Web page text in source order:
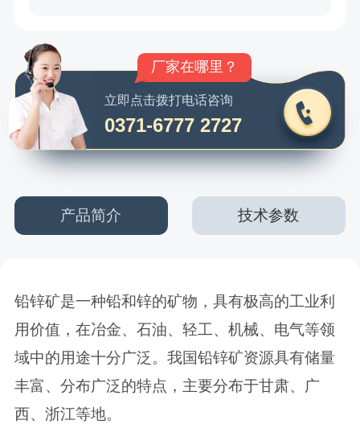
环保吗？粉尘大吗？
立即点击拨打电话咨询
0371-6777 2727
产品简介 技术参数
铅锌矿是一种铅和锌的矿物，具有极高的工业利
用价值，在冶金、石油、轻工、机械、电气等领
域中的用途十分广泛。我国铅锌矿资源具有储量
丰富、分布广泛的特点，主要分布于甘肃、广
西、浙江等地。